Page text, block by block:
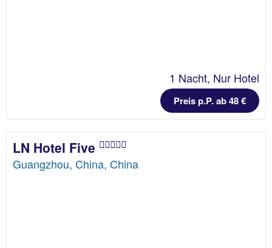
1 Nacht, Nur Hotel
Preis p.P. ab 48 €
LN Hotel Five
Guangzhou, China, China